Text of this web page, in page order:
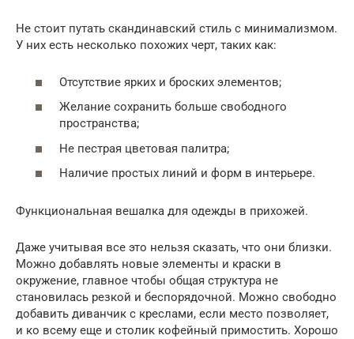
Не стоит путать скандинавский стиль с минимализмом.
У них есть несколько похожих черт, таких как:
Отсутствие ярких и броских элементов;
Желание сохранить больше свободного
пространства;
Не пестрая цветовая палитра;
Наличие простых линий и форм в интерьере.
Функциональная вешалка для одежды в прихожей.
Даже учитывая все это нельзя сказать, что они близки.
Можно добавлять новые элементы и краски в
окружение, главное чтобы общая структура не
становилась резкой и беспорядочной. Можно свободно
добавить диванчик с креслами, если место позволяет,
и ко всему еще и столик кофейный примостить. Хорошо